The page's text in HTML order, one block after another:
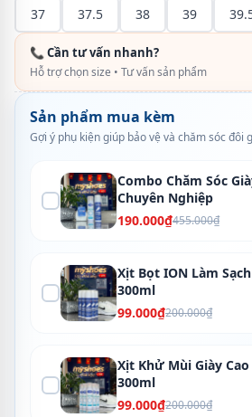
37 37.5 38 39
📞 Cần tư vấn nhanh?
Hỗ trợ chọn size • Tư vấn sản phẩm
Sản phẩm mua kèm
Gợi ý phụ kiện giúp bảo vệ và chăm sóc đôi
Combo Chăm Sóc
Chuyên Nghiệp
190.000₫455.000₫
Xịt Bọt ION Làm
300ml
99.000₫200.000₫
Xịt Khử Mùi Giày
300ml
99.000₫200.000₫